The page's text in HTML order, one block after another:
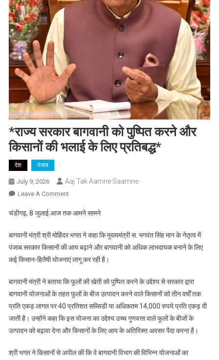
*राज्य सरकार बागवानी को पुष्पित करने और
किसानों की भलाई के लिए प्रतिबद्ध*
देश पंजाब
July 9, 2026 Aaj Tak Aamne Saamne
Leave A CommentOn
सरकार
को
पुष्पित
करने
किसानों
की
भलाई
के
लिए
चंडीगढ़, 8 जुलाई:आज तक आमने सामने
बागवानी मंत्री श्री मोहिंदर भगत ने कहा कि मुख्यमंत्री स. भगवंत सिंह मान के नेतृत्व में
पंजाब सरकार किसानों की आय बढ़ाने और बागवानी को अधिक लाभदायक बनाने के लिए
कई किसान-हितैषी योजनाएं लागू कर रही है।
बागवानी मंत्री ने बताया कि फूलों की खेती को पुष्पित करने के उद्देश्य से सरकार द्वारा
बागवानी योजनाओं के तहत फूलों के बीज उत्पादन करने वाले किसानों को तीन वर्षों तक
प्रति एकड़ लागत पर 40 प्रतिशत सब्सिडी या अधिकतम 14,000 रुपये प्रति एकड़ दी
जाती है। उन्होंने कहा कि इस योजना का उद्देश्य उच्च गुणवत्ता वाले फूलों के बीजों के
उत्पादन को बढ़ावा देना और किसानों के लिए आय के अतिरिक्त अवसर पैदा करना है।
श्री भगत ने किसानों से अपील की कि वे बागवानी विभाग की विभिन्न योजनाओं का